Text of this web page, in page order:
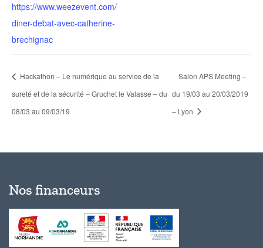
https://www.weezevent.com/
diner-debat-avec-catherine-
brechignac
Hackathon – Le numérique au service de la
sureté et de la sécurité – Gruchet le Valasse – du
08/03 au 09/03/19
Salon APS Meeting –
du 19/03 au 20/03/2019
– Lyon
Nos financeurs